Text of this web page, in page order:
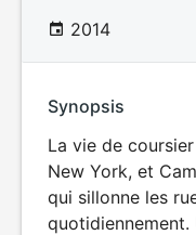
2014
Synopsis
La vie de
New York, et
qui sillonne les